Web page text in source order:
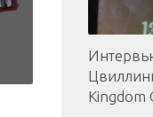
Kingdom